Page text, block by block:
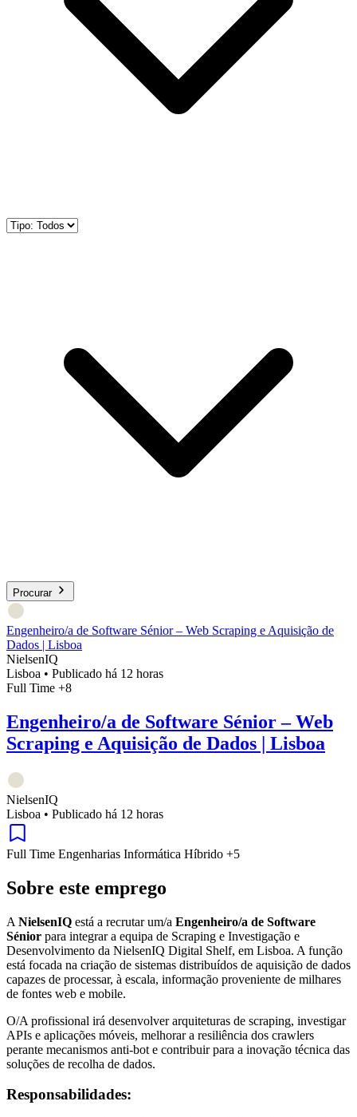
Procurar
Engenheiro/a de Software Sénior – Web Scraping e Aquisição de
Dados | Lisboa
NielsenIQ
Lisboa • Publicado há 12 horas
Full Time +8
Engenheiro/a de Software Sénior – Web
Scraping e Aquisição de Dados | Lisboa
NielsenIQ
Lisboa • Publicado há 12 horas
Full Time Engenharias Informática Híbrido +5
Sobre este emprego
A NielsenIQ está a recrutar um/a Engenheiro/a de Software
Sénior para integrar a equipa de Scraping e Investigação e
Desenvolvimento da NielsenIQ Digital Shelf, em Lisboa. A função
está focada na criação de sistemas distribuídos de aquisição de dados
capazes de processar, à escala, informação proveniente de milhares
de fontes web e mobile.
O/A profissional irá desenvolver arquiteturas de scraping, investigar
APIs e aplicações móveis, melhorar a resiliência dos crawlers
perante mecanismos anti-bot e contribuir para a inovação técnica das
soluções de recolha de dados.
Responsabilidades: